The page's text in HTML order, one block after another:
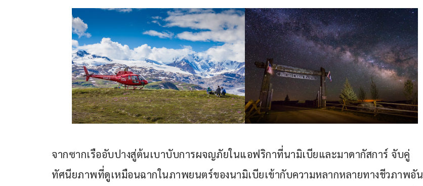
จากซากเรืออับปางสู่ต้นเบาบับการผจญภัยในแอฟริกาที่นามิเบียและมาดากัสการ์ จับคู่
ทัศนียภาพที่ดูเหมือนฉากในภาพยนตร์ของนามิเบียเข้ากับความหลากหลายทางชีวภาพอัน